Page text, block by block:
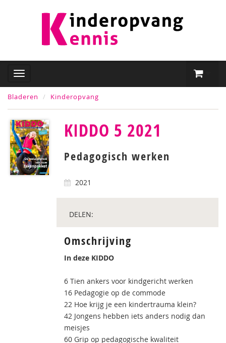
Bladeren Kinderopvang
KIDDO 5 2021
Pedagogisch werken
2021
DELEN:
Omschrijving
In deze KIDDO
6 Tien ankers voor kindgericht werken
16 Pedagogie op de commode
22 Hoe krijg je een kindertrauma klein?
42 Jongens hebben iets anders nodig dan
meisjes
60 Grip op pedagogische kwaliteit